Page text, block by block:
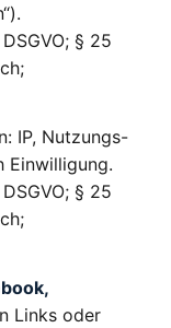
§ 25
IP, Nutzungs-
Einwilligung.
§ 25
Links oder